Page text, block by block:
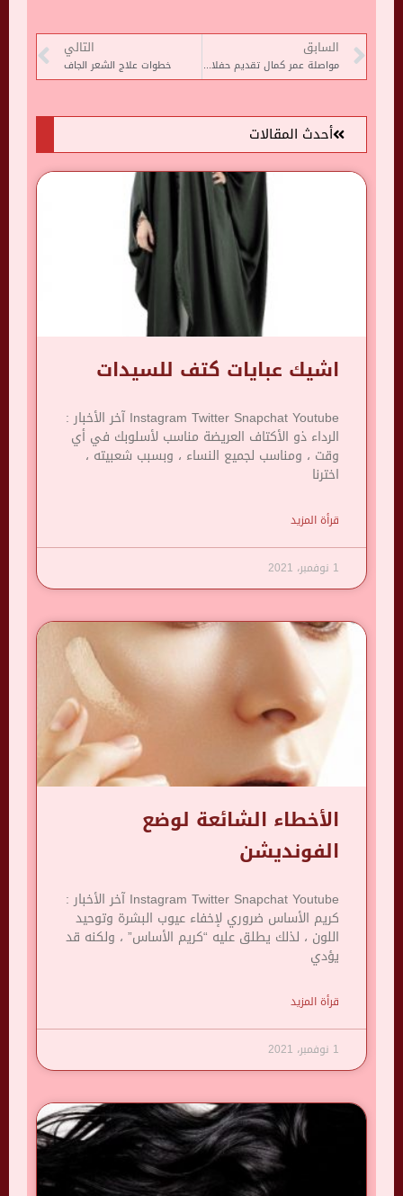
السابق
مواصلة عمر كمال تقديم حفلاته فى أوروبا بعد حفله فى إسبانيا
التالي
خطوات علاج الشعر الجاف
أحدث المقالات
اشيك عبايات كتف للسيدات
Instagram Twitter Snapchat Youtube آخر الأخبار :
الرداء ذو ​​الأكتاف العريضة مناسب لأسلوبك في أي
وقت ، ومناسب لجميع النساء ، وبسبب شعبيته ،
اخترنا
قرأة المزيد
1 نوفمبر، 2021
الأخطاء الشائعة لوضع
الفونديشن
Instagram Twitter Snapchat Youtube آخر الأخبار :
كريم الأساس ضروري لإخفاء عيوب البشرة وتوحيد
اللون ، لذلك يطلق عليه “كريم الأساس” ، ولكنه قد
يؤدي
قرأة المزيد
1 نوفمبر، 2021